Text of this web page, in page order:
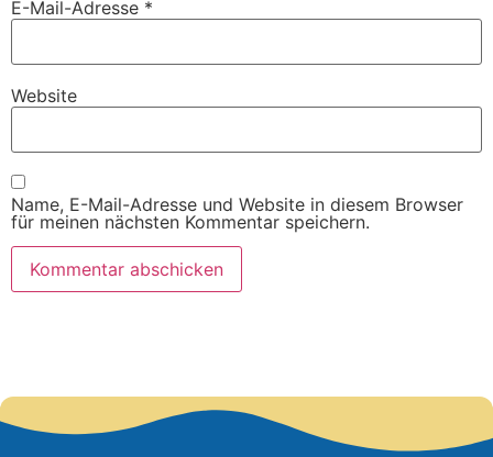
E-Mail-Adresse *
Website
Name, E-Mail-Adresse und Website in diesem Browser
für meinen nächsten Kommentar speichern.